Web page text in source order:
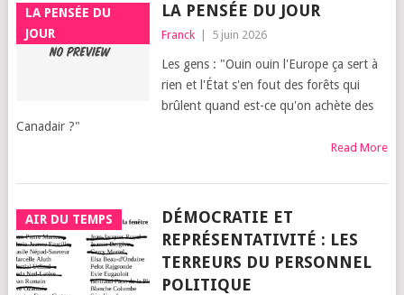
LA PENSÉE DU
JOUR
LA PENSÉE DU JOUR
Franck 5 juin 2026
Les gens : "Ouin ouin l'Europe ça sert à
rien et l'État s'en fout des forêts qui
brûlent quand est-ce qu'on achète des
Canadair ?"
Read More
AIR DU TEMPS
DÉMOCRATIE ET
REPRÉSENTATIVITÉ : LES
TERREURS DU PERSONNEL
POLITIQUE